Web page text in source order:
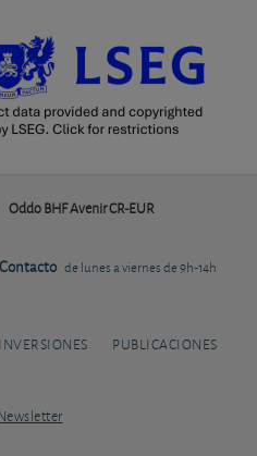
Oddo BHF Avenir CR-EUR
Contacto de lunes a viernes de 9h-14h
PUBLICACIONES